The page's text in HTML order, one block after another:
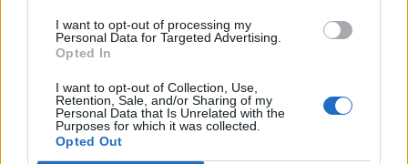
I want to opt-out of processing my
Personal Data for Targeted Advertising.
Opted In
I want to opt-out of Collection, Use,
Retention, Sale, and/or Sharing of my
Personal Data that Is Unrelated with the
Purposes for which it was collected.
Opted Out
‘ναι πάνω απ’ το κεφάλι μου. Αυτό μου φτάνει”.
Ο Τούρκος συνθέτης Ζουλφού Λιβανελί μελοποιεί
πολλά από τα ποιήματα του, ενώ στην Ελλάδα
γίνεται ευρέως γνωστός από τους Γιάννη Ρίτσο,